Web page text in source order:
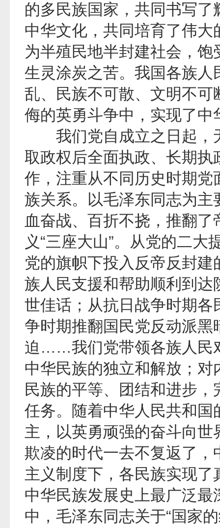
的多民族国家，共同书写
中华文化，共同培育了伟
为半殖民地半封建社会，
生灵涂炭之苦。我国各族
乱、民族不可散、文明不
侮的英勇斗争中，实现了
我们党自成立之日起，
取政权后全面执政、长期
作，注重从不同历史时期
族关系。以毛泽东同志为
血奋战、百折不挠，推翻
义“三座大山”。从党的二
党的旗帜下投入反帝反封
族人民支援和帮助顺利到
世佳话；从抗日战争时期
争时期推翻国民党反动派
迫……我们党带领各族人民
中华民族的独立和解放；
民族的平等、团结和进步
任务。随着中华人民共和
主，以英勇顽强的奋斗向
欺凌的时代一去不复返了
主义制度下，各民族实现
中华民族发展史上最广泛
中，毛泽东同志关于“国家